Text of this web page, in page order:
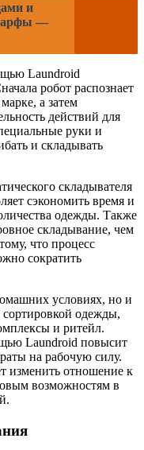
и
—
Laundroid
робот распознает
а затем
действий для
руки и
и складывать
складывателя
сэкономить время и
одежды. Также
складывание, чем
что процесс
сократить
условиях, но и
сортировкой одежды,
и ритейл.
Laundroid повысит
на рабочую силу.
изменить отношение к
возможностям в